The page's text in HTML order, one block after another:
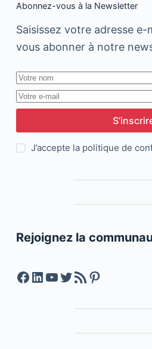
Abonnez-vous à la Newsletter
Saisissez votre adresse
vous abonner à notre
J’accepte la politique de
Rejoignez la
Facebook
LinkedIn
YouTube
Twitter
Feed RSSPinterest